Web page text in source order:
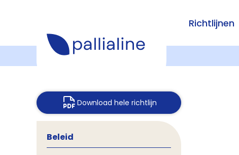
Richtlijnen
Download hele richtlijn
Beleid